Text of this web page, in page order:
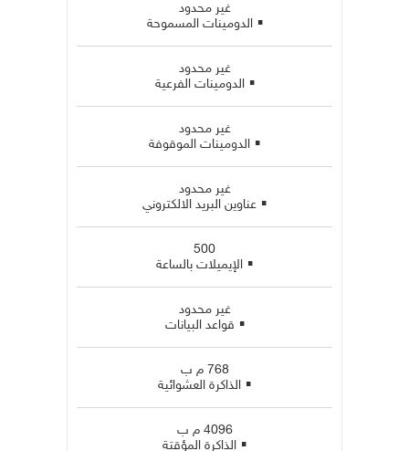
غير محدود
▪الدومينات المسموحة
غير محدود
▪الدومينات الفرعية
غير محدود
▪ الدومينات الموقوفة
غير محدود
▪ عناوين البريد الالكتروني
500
▪ الإيميلات بالساعة
غير محدود
▪ قواعد البيانات
768 م ب
▪ الذاكرة العشوائية
4096 م ب
▪ الذاكرة المؤقتة